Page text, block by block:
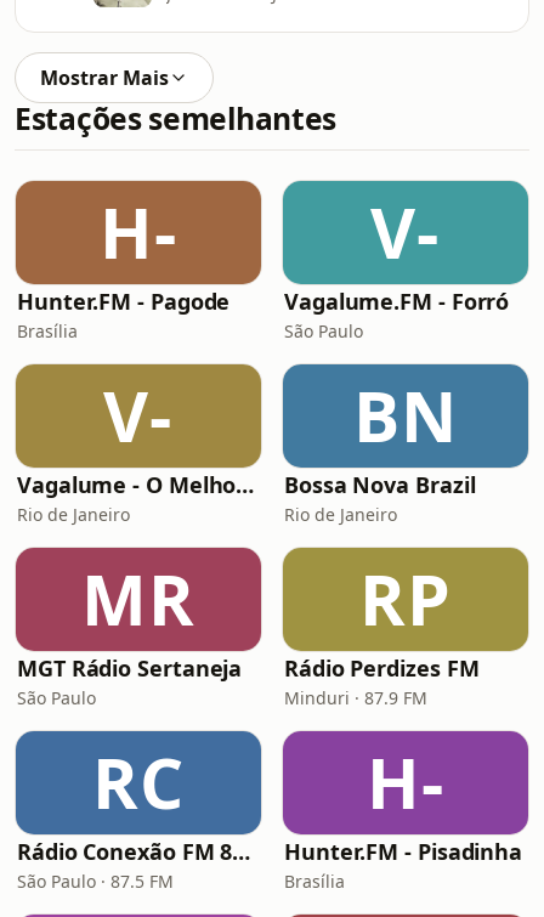
Mostrar Mais
Estações semelhantes
H-
Hunter.FM - Pagode
Brasília
V-
Vagalume.FM - Forró
São Paulo
V-
Vagalume - O Melhor de Shakira
Rio de Janeiro
BN
Bossa Nova Brazil
Rio de Janeiro
MR
MGT Rádio Sertaneja
São Paulo
RP
Rádio Perdizes FM
Minduri · 87.9 FM
RC
Rádio Conexão FM 87.5 FM
São Paulo · 87.5 FM
H-
Hunter.FM - Pisadinha
Brasília